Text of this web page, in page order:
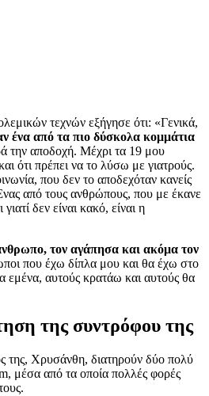
τεχνών εξήγησε ότι: «Γενικά,
ένα από τα πιο δύσκολα κομμάτια
την αποδοχή. Μέχρι τα 19 μου
ότι πρέπει να το λύσω με γιατρούς.
που δεν το αποδεχόταν κανείς
από τους ανθρώπους, που με έκανε
δεν είναι κακό, είναι η
τον αγάπησα και ακόμα τον
που έχω δίπλα μου και θα έχω στο
εμένα, αυτούς κρατάω και αυτούς θα
της συντρόφου της
της, Χρυσάνθη, διατηρούν δύο πολύ
μέσα από τα οποία πολλές φορές